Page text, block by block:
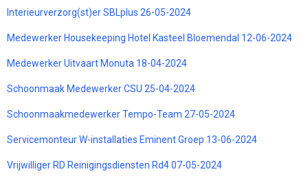
Interieurverzorg(st)er SBLplus 26-05-2024
Medewerker Housekeeping Hotel Kasteel Bloemendal 12-06-2024
Medewerker Uitvaart Monuta 18-04-2024
Schoonmaak Medewerker CSU 25-04-2024
Schoonmaakmedewerker Tempo-Team 27-05-2024
Servicemonteur W-installaties Eminent Groep 13-06-2024
Vrijwilliger RD Reinigingsdiensten Rd4 07-05-2024